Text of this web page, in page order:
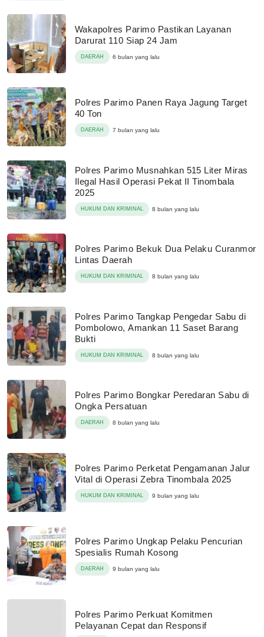
Wakapolres Parimo Pastikan Layanan
Darurat 110 Siap 24 Jam
DAERAH 6 bulan yang lalu
Polres Parimo Panen Raya Jagung Target
40 Ton
DAERAH 7 bulan yang lalu
Polres Parimo Musnahkan 515 Liter Miras
Ilegal Hasil Operasi Pekat II Tinombala
2025
HUKUM DAN KRIMINAL 8 bulan yang lalu
Polres Parimo Bekuk Dua Pelaku Curanmor
Lintas Daerah
HUKUM DAN KRIMINAL 8 bulan yang lalu
Polres Parimo Tangkap Pengedar Sabu di
Pombolowo, Amankan 11 Saset Barang
Bukti
HUKUM DAN KRIMINAL 8 bulan yang lalu
Polres Parimo Bongkar Peredaran Sabu di
Ongka Persatuan
DAERAH 8 bulan yang lalu
Polres Parimo Perketat Pengamanan Jalur
Vital di Operasi Zebra Tinombala 2025
HUKUM DAN KRIMINAL 9 bulan yang lalu
Polres Parimo Ungkap Pelaku Pencurian
Spesialis Rumah Kosong
DAERAH 9 bulan yang lalu
Polres Parimo Perkuat Komitmen
Pelayanan Cepat dan Responsif